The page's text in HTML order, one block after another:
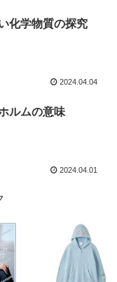
化学物質の探究
2024.04.04
ルムの意味
2024.04.01